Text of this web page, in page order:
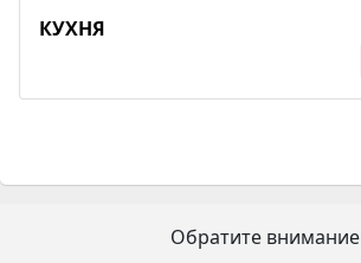
КУХНЯ
Обратите внимание